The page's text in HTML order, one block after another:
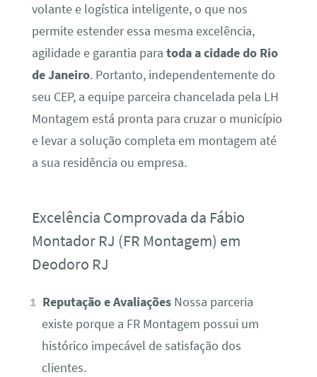
volante e logística inteligente, o que nos
permite estender essa mesma excelência,
agilidade e garantia para toda a cidade do Rio
de Janeiro. Portanto, independentemente do
seu CEP, a equipe parceira chancelada pela LH
Montagem está pronta para cruzar o município
e levar a solução completa em montagem até
a sua residência ou empresa.
Excelência Comprovada da Fábio
Montador RJ (FR Montagem) em
Deodoro RJ
Reputação e Avaliações Nossa parceria
existe porque a FR Montagem possui um
histórico impecável de satisfação dos
clientes.